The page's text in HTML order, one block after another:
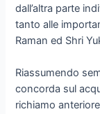
dall’altra parte
tanto alle
Raman ed Shri
Riassumendo
concorda sul
richiamo